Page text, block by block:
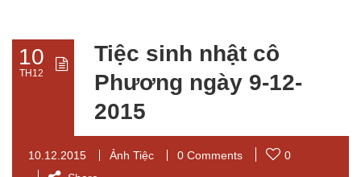
10
TH12
Tiệc sinh nhật cô
Phương ngày 9-12-
2015
10.12.2015 Ảnh Tiệc 0 Comments
0